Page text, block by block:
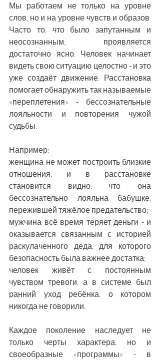
Мы работаем не только на уровне
слов, но и на уровне чувств и образов.
Часто то, что было запутанным и
неосознанным, проявляется
достаточно ясно. Человек начинает
видеть свою ситуацию целостно - и это
уже создаёт движение. Расстановка
помогает обнаружить так называемые
«переплетения» - бессознательные
лояльности и повторения чужой
судьбы.
Например:
женщина не может построить близкие
отношения, и в расстановке
становится видно, что она
бессознательно лояльна бабушке,
пережившей тяжёлое предательство;
мужчина всё время теряет деньги - и
оказывается связанным с историей
раскулаченного деда, для которого
безопасность была важнее достатка;
человек живёт с постоянным
чувством тревоги, а в системе был
ранний уход ребёнка, о котором
никогда не говорили.
Каждое поколение наследует не
только черты характера, но и
своеобразные «программы» - в